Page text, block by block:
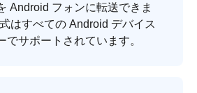
Android フォンに転送できま
はすべての Android デバイス
でサポートされています。